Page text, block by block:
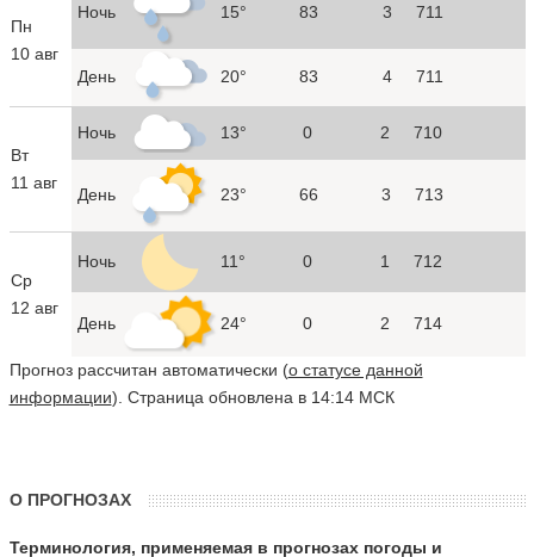
Пн
10 авг
Ночь 15° 83 3 711
День 20° 83 4 711
Вт
11 авг
Ночь 13° 0 2 710
День 23° 66 3 713
Ср
12 авг
Ночь 11° 0 1 712
День 24° 0 2 714
Прогноз рассчитан автоматически (о статусе данной
информации). Страница обновлена в 14:14 МСК
О ПРОГНОЗАХ
Терминология, применяемая в прогнозах погоды и